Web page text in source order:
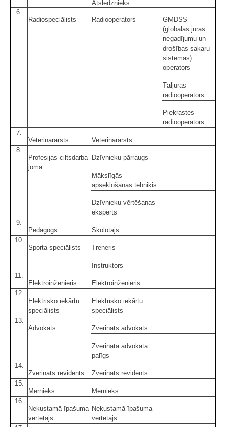
Atslēdznieks
6.
Radiospeciālists
Radiooperators
GMDSS
(globālās jūras
negadījumu un
drošības sakaru
sistēmas)
operators
Tāljūras
radiooperators
Piekrastes
radiooperators
7.
Veterinārārsts
Veterinārārsts
8.
Profesijas ciltsdarba
jomā
Dzīvnieku pārraugs
Mākslīgās
apsēklošanas tehniķis
Dzīvnieku vērtēšanas
eksperts
9.
Pedagogs
Skolotājs
10.
Sporta speciālists
Treneris
Instruktors
11.
Elektroinženieris
Elektroinženieris
12.
Elektrisko iekārtu
speciālists
Elektrisko iekārtu
speciālists
13.
Advokāts
Zvērināts advokāts
Zvērināta advokāta
palīgs
14.
Zvērināts revidents
Zvērināts revidents
15.
Mērnieks
Mērnieks
16.
Nekustamā īpašuma
vērtētājs
Nekustamā īpašuma
vērtētājs